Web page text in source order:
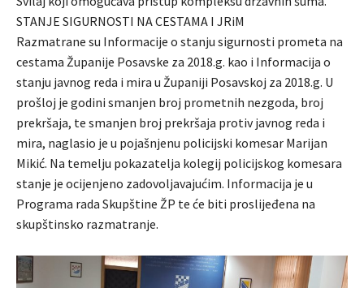
STANJE SIGURNOSTI NA CESTAMA I JRiM
Razmatrane su Informacije o stanju sigurnosti prometa na
cestama Županije Posavske za 2018.g. kao i Informacija o
stanju javnog reda i mira u Županiji Posavskoj za 2018.g. U
prošloj je godini smanjen broj prometnih nezgoda, broj
prekršaja, te smanjen broj prekršaja protiv javnog reda i
mira, naglasio je u pojašnjenu policijski komesar Marijan
Mikić. Na temelju pokazatelja kolegij policijskog komesara
stanje je ocijenjeno zadovoljavajućim. Informacija je u
Programa rada Skupštine ŽP te će biti proslijeđena na
skupštinsko razmatranje.